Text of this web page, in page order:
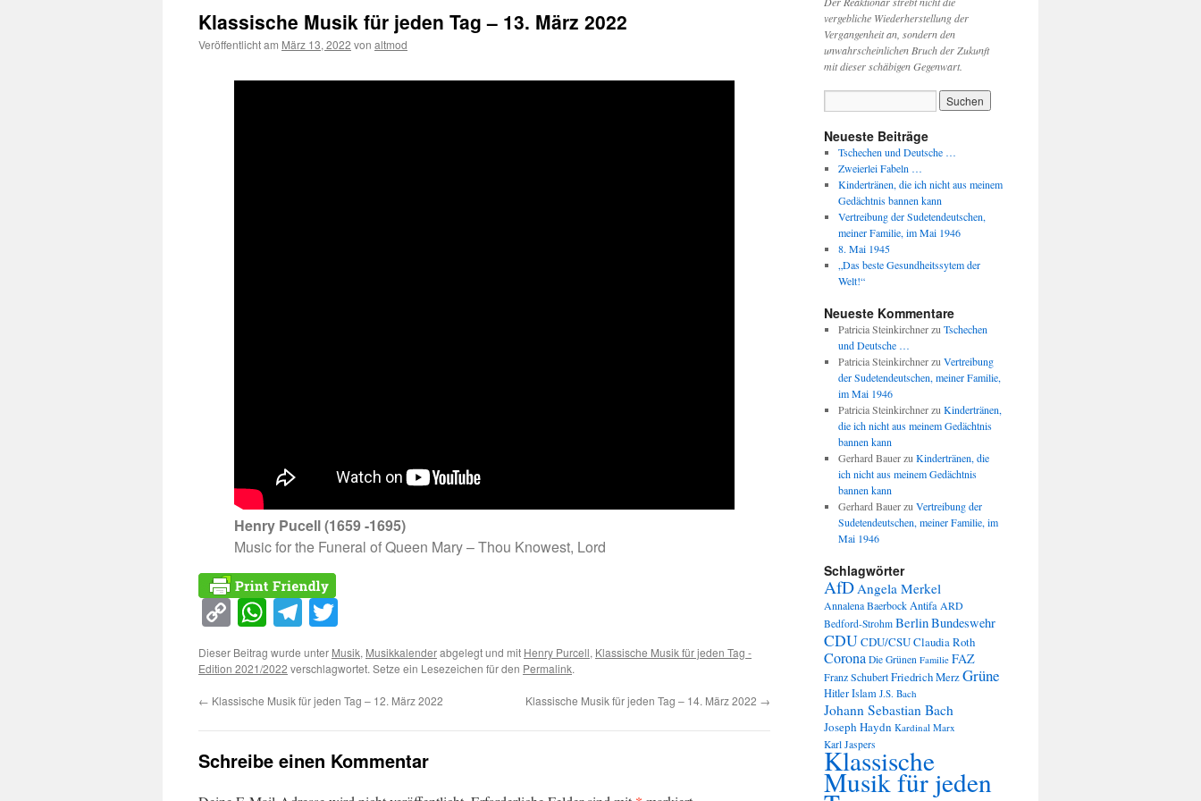
Klassische Musik für jeden Tag – 13. März 2022
Veröffentlicht am März 13, 2022 von altmod
Henry Pucell (1659 -1695)
Music for the Funeral of Queen Mary – Thou Knowest, Lord
Copy
Link
WhatsApp
Telegram
Dieser Beitrag wurde unter Musik, Musikkalenderabgelegt und mit Henry Purcell, Klassische Musik für jeden Tag -
Edition 2021/2022 verschlagwortet. Setze ein Lesezeichen für den Permalink.
← Klassische Musik für jeden Tag – 12. März 2022 Klassische Musik für jeden Tag – 14. März 2022 →
Schreibe einen Kommentar
vergebliche Wiederherstellung der
Vergangenheit an, sondern den
unwahrscheinlichen Bruch der Zukunft
mit dieser schäbigen Gegenwart.
Neueste Beiträge
Tschechen und Deutsche …
Zweierlei Fabeln …
Kindertränen, die ich nicht aus meinem
Gedächtnis bannen kann
Vertreibung der Sudetendeutschen,
meiner Familie, im Mai 1946
8. Mai 1945
„Das beste Gesundheitssytem der
Welt!“
Neueste Kommentare
Patricia Steinkirchnerzu Tschechen
und Deutsche …
Patricia Steinkirchnerzu Vertreibung
der Sudetendeutschen, meiner Familie,
im Mai 1946
Patricia Steinkirchnerzu Kindertränen,
die ich nicht aus meinem Gedächtnis
bannen kann
Gerhard Bauerzu Kindertränen, die
ich nicht aus meinem Gedächtnis
bannen kann
Gerhard Bauerzu Vertreibung der
Sudetendeutschen, meiner Familie, im
Mai 1946
Schlagwörter
AfDAngela Merkel
Annalena BaerbockAntifa ARD
Bedford-Strohm BerlinBundeswehr
CDUCDU/CSUClaudia Roth
Corona Die Grünen Familie FAZ
Franz SchubertFriedrich MerzGrüne
HitlerIslam J.S. Bach
Johann Sebastian Bach
Joseph Haydn Kardinal Marx
Karl Jaspers
Klassische
Musik für jeden